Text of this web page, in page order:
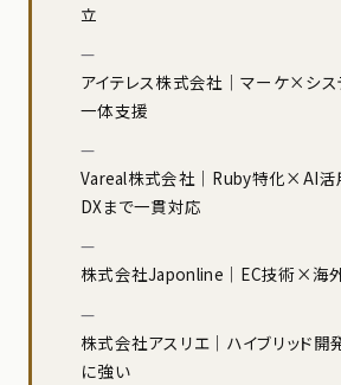
立
アイテレス株式会社｜マーケ×シ
一体支援
Vareal株式会社｜Ruby特化×AI活
DXまで一貫対応
株式会社Japonline｜EC技術×海
株式会社アスリエ｜ハイブリッド開
に強い